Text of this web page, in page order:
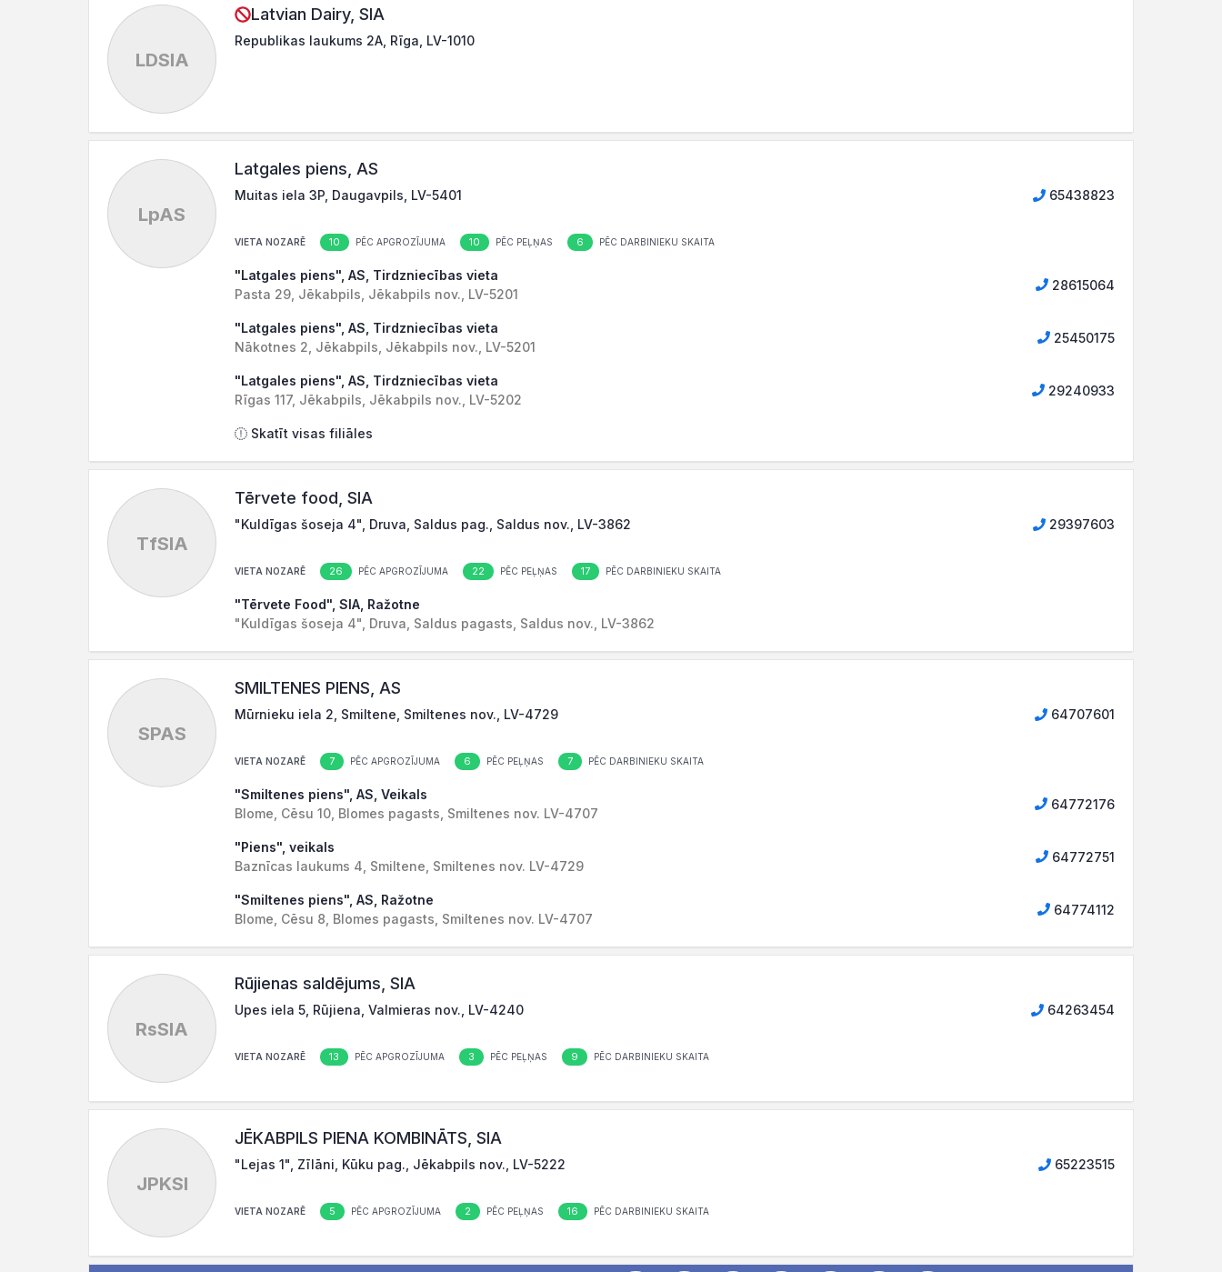
LDSIA
Latvian Dairy, SIA
Republikas laukums 2A, Rīga, LV-1010
LpAS
Latgales piens, AS
Muitas iela 3P, Daugavpils, LV-5401 65438823
VIETA NOZARĒ 10 PĒC APGROZĪJUMA 10 PĒC PEĻŅAS 6 PĒC DARBINIEKU SKAITA
"Latgales piens", AS, Tirdzniecības vieta
Pasta 29, Jēkabpils, Jēkabpils nov., LV-5201
28615064
"Latgales piens", AS, Tirdzniecības vieta
Nākotnes 2, Jēkabpils, Jēkabpils nov., LV-5201
25450175
"Latgales piens", AS, Tirdzniecības vieta
Rīgas 117, Jēkabpils, Jēkabpils nov., LV-5202
29240933
Skatīt visas filiāles
TfSIA
Tērvete food, SIA
"Kuldīgas šoseja 4", Druva, Saldus pag., Saldus nov., LV-3862 29397603
VIETA NOZARĒ 26 PĒC APGROZĪJUMA 22 PĒC PEĻŅAS 17 PĒC DARBINIEKU SKAITA
"Tērvete Food", SIA, Ražotne
"Kuldīgas šoseja 4", Druva, Saldus pagasts, Saldus nov., LV-3862
SPAS
SMILTENES PIENS, AS
Mūrnieku iela 2, Smiltene, Smiltenes nov., LV-4729 64707601
VIETA NOZARĒ 7 PĒC APGROZĪJUMA 6 PĒC PEĻŅAS 7 PĒC DARBINIEKU SKAITA
"Smiltenes piens", AS, Veikals
Blome, Cēsu 10, Blomes pagasts, Smiltenes nov. LV-4707
64772176
"Piens", veikals
Baznīcas laukums 4, Smiltene, Smiltenes nov. LV-4729
64772751
"Smiltenes piens", AS, Ražotne
Blome, Cēsu 8, Blomes pagasts, Smiltenes nov. LV-4707
64774112
RsSIA
Rūjienas saldējums, SIA
Upes iela 5, Rūjiena, Valmieras nov., LV-4240 64263454
VIETA NOZARĒ 13 PĒC APGROZĪJUMA 3 PĒC PEĻŅAS 9 PĒC DARBINIEKU SKAITA
JPKSI
JĒKABPILS PIENA KOMBINĀTS, SIA
"Lejas 1", Zīlāni, Kūku pag., Jēkabpils nov., LV-5222 65223515
VIETA NOZARĒ 5 PĒC APGROZĪJUMA 2 PĒC PEĻŅAS 16 PĒC DARBINIEKU SKAITA